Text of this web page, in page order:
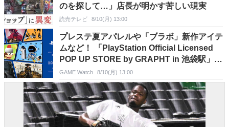
のを探して…」店長が明かす苦しい現実
読売テレビ 8/10(月) 13:00
プレステ夏アパレルや「ブラボ」新作アイテ
ムなど！ 「PlayStation Official Licensed
POP UP STORE by GRAPHT in 池袋駅」8
月17日まで
GAME Watch 8/10(月) 13:00